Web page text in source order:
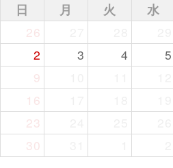
日 月 火 水
26
2
3 4 5
9
16
23
30